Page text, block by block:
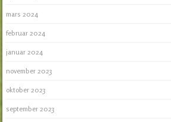
mars 2024
februar 2024
januar 2024
november 2023
oktober 2023
september 2023